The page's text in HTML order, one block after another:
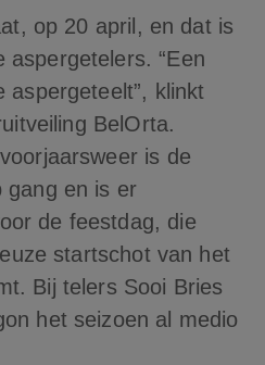
op 20 april, en dat is
aspergetelers. “Een
aspergeteelt”, klinkt
BelOrta.
is de
gang en is er
de feestdag, die
startschot van het
Bij telers Sooi Bries
het seizoen al medio